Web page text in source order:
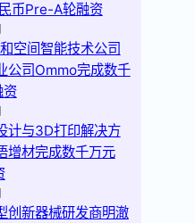
币Pre-A轮融资
空间智能技术公司
公司Ommo完成数千
资
计与3D打印解决方
增材完成数千万元
创新器械研发商明澈